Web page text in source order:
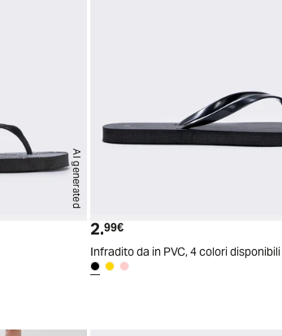
AI generated
Prezzo attuale
2.99€
Infradito da in PVC, 4 colori